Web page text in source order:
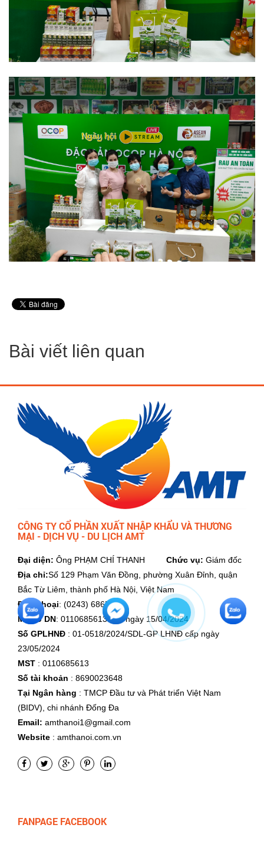
Bài viết liên quan
CÔNG TY CỔ PHẦN XUẤT NHẬP KHẨU VÀ THƯƠNG
MẠI - DỊCH VỤ - DU LỊCH AMT
Đại diện: Ông PHẠM CHÍ THANH Chức vụ: Giám đốc
Địa chỉ:Số 129 Phạm Văn Đồng, phường Xuân Đỉnh, quận
Bắc Từ Liêm, thành phố Hà Nội, Việt Nam
Điện thoại: (0243) 6865 666
Mã số DN: 0110685613 cấp ngày 15/04/2024
Số GPLHNĐ : 01-0518/2024/SDL-GP LHNĐ cấp ngày
23/05/2024
MST : 0110685613
Số tài khoản : 8690023648
Tại Ngân hàng : TMCP Đầu tư và Phát triển Việt Nam
(BIDV), chi nhánh Đống Đa
Email: amthanoi1@gmail.com
Website : amthanoi.com.vn
FANPAGE FACEBOOK